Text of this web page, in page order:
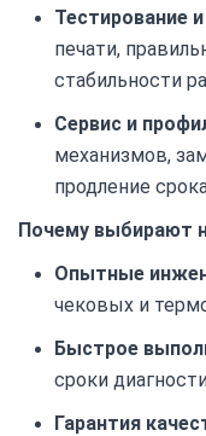
Тестирование
печати,
стабильности
Сервис и
механизмов,
продление
Почему выбирают
Опытные
чековых и
Быстрое
сроки
Гарантия